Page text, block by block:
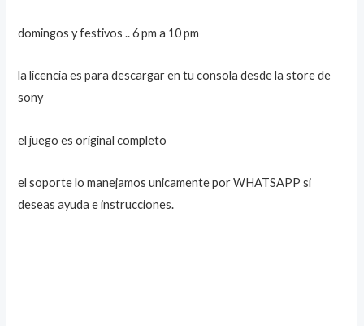
domingos y festivos .. 6 pm a 10 pm
la licencia es para descargar en tu consola desde la store de
sony
el juego es original completo
el soporte lo manejamos unicamente por WHATSAPP si
deseas ayuda e instrucciones.